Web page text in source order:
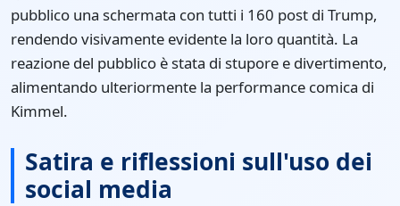
pubblico una schermata con tutti i 160 post di Trump,
rendendo visivamente evidente la loro quantità. La
reazione del pubblico è stata di stupore e divertimento,
alimentando ulteriormente la performance comica di
Kimmel.
Satira e riflessioni sull'uso dei
social media